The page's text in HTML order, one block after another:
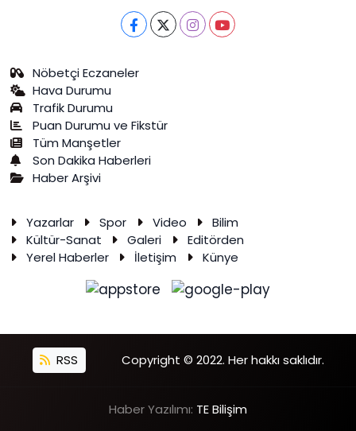
Nöbetçi Eczaneler
Hava Durumu
Trafik Durumu
Puan Durumu ve Fikstür
Tüm Manşetler
Son Dakika Haberleri
Haber Arşivi
Yazarlar Spor Video
Bilim
Kültür-Sanat
Galeri
Editörden
Yerel Haberler
İletişim Künye
RSS Copyright © 2022. Her hakkı saklıdır.
Haber Yazılımı: TE Bilişim